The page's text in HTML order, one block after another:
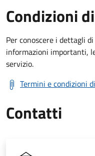
Condizioni
Per conoscere i dettagli
informazioni importanti,
servizio.
Termini e condizioni
Contatti